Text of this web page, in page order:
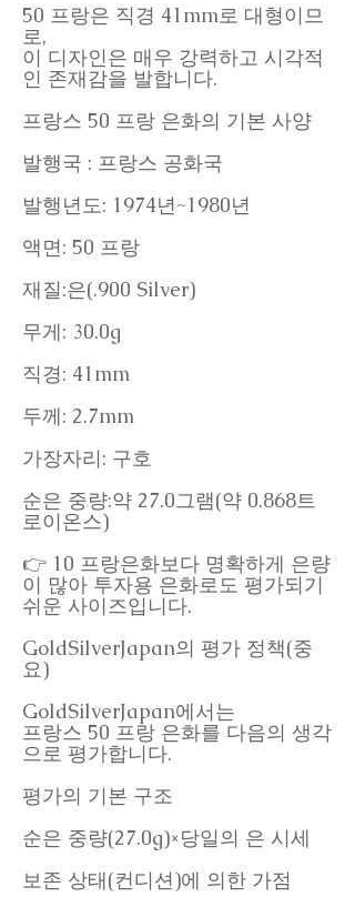
50 프랑은 직경 41mm로 대형이므
로,
이 디자인은 매우 강력하고 시각적
인 존재감을 발합니다.
프랑스 50 프랑 은화의 기본 사양
발행국 : 프랑스 공화국
발행년도: 1974년~1980년
액면: 50 프랑
재질:은(.900 Silver)
무게: 30.0g
직경: 41mm
두께: 2.7mm
가장자리: 구호
순은 중량:약 27.0그램(약 0.868트
로이온스)
👉 10 프랑은화보다 명확하게 은량
이 많아 투자용 은화로도 평가되기
쉬운 사이즈입니다.
GoldSilverJapan의 평가 정책(중
요)
GoldSilverJapan에서는
프랑스 50 프랑 은화를 다음의 생각
으로 평가합니다.
평가의 기본 구조
순은 중량(27.0g)×당일의 은 시세
보존 상태(컨디션)에 의한 가점